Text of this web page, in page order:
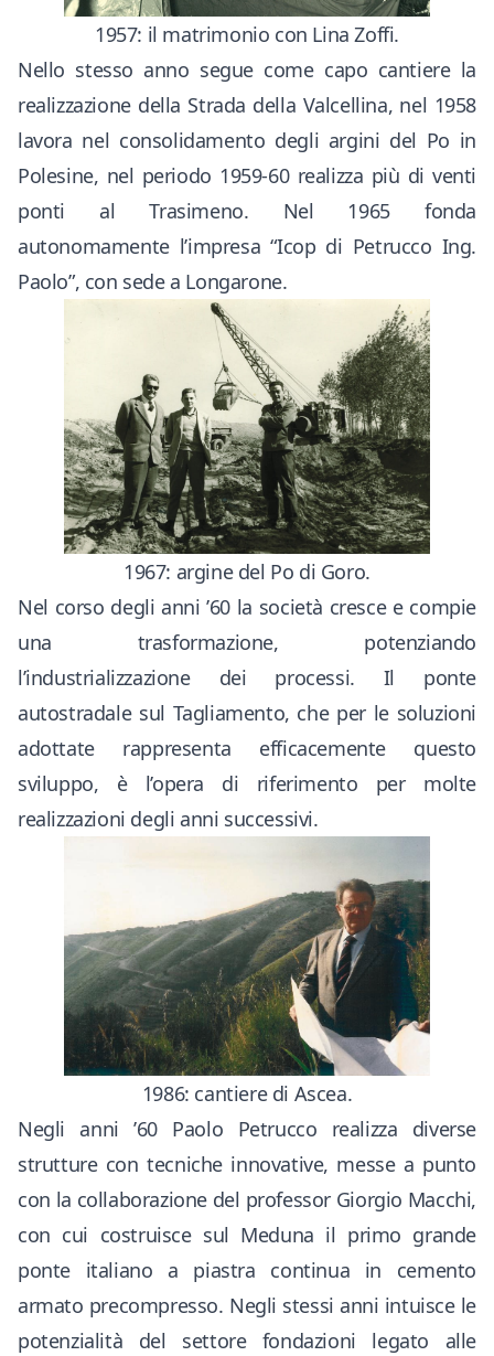
1957: il matrimonio con Lina Zoffi.
Nello stesso anno segue come capo cantiere la
realizzazione della Strada della Valcellina, nel 1958
lavora nel consolidamento degli argini del Po in
Polesine, nel periodo 1959-60 realizza più di venti
ponti al Trasimeno. Nel 1965 fonda
autonomamente l’impresa “Icop di Petrucco Ing.
Paolo”, con sede a Longarone.
1967: argine del Po di Goro.
Nel corso degli anni ’60 la società cresce e compie
una trasformazione, potenziando
l’industrializzazione dei processi. Il ponte
autostradale sul Tagliamento, che per le soluzioni
adottate rappresenta efficacemente questo
sviluppo, è l’opera di riferimento per molte
realizzazioni degli anni successivi.
1986: cantiere di Ascea.
Negli anni ’60 Paolo Petrucco realizza diverse
strutture con tecniche innovative, messe a punto
con la collaborazione del professor Giorgio Macchi,
con cui costruisce sul Meduna il primo grande
ponte italiano a piastra continua in cemento
armato precompresso. Negli stessi anni intuisce le
potenzialità del settore fondazioni legato alle